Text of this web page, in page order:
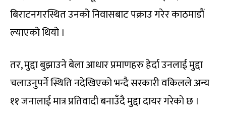
बिराटनगरस्थित उनको निवासबाट पक्राउ गरेर काठमाडौं
ल्याएको थियो ।
तर, मुद्दा बुझाउने बेला आधार प्रमाणहरु हेर्दा उनलाई मुद्दा
चलाउनुपर्ने स्थिति नदेखिएको भन्दै सरकारी वकिलले अन्य
११ जनालाई मात्र प्रतिवादी बनाउँदै मुद्दा दायर गरेको छ ।